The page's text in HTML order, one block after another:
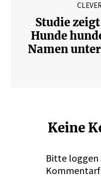
Studie
Hunde
Namen
Keine
Bitte loggen